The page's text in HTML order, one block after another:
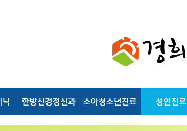
한방신경정신과 소아청소년진료 성인진료